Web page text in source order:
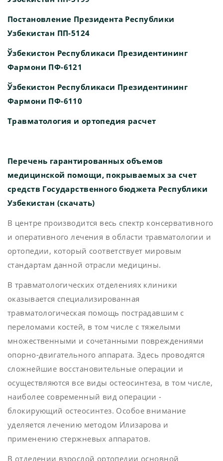
Постановление Президента Республики
Узбекистан ПП-5124
Ўзбекистон Республикаси Президентининг
Фармони ПФ-6121
Ўзбекистон Республикаси Президентининг
Фармони ПФ-6110
Травматология и ортопедия расчет
Перечень гарантированных объемов
медицинской помощи, покрываемых за счет
средств Государственного бюджета Республики
Узбекистан (скачать)
В центре производится весь спектр консервативного
и оперативного лечения в области травматологии и
ортопедии, который соответствует мировым
стандартам данной отрасли медицины.
В травматологических отделениях клиники
оказывается специализированная
травматологическая помощь пострадавшим с
переломами костей, в том числе с тяжелыми
множественными и сочетанными повреждениями
опорно-двигательного аппарата. Здесь проводятся
сложнейшие восстановительные операции и
осуществляются все виды остеосинтеза, в том числе,
наиболее современный вид операции -
блокирующий остеосинтез. Особое внимание
уделяется лечению методом Илизарова и
применению стержневых аппаратов.
В отделении взрослой ортопедии основной